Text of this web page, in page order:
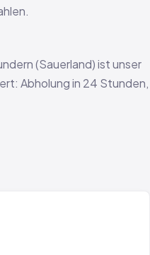
(Sauerland) ist unser
Abholung in 24 Stunden,